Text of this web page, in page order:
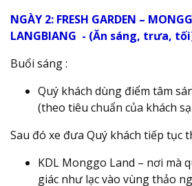
NGÀY 2: FRESH GARDEN –
LANGBIANG - (Ăn sáng, trưa,
Buổi sáng :
Quý khách dùng điểm tâm
(theo tiêu chuẩn của khách
Sau đó xe đưa Quý khách tiếp tục
KDL Monggo Land – nơi mà
giác như lạc vào vùng thảo